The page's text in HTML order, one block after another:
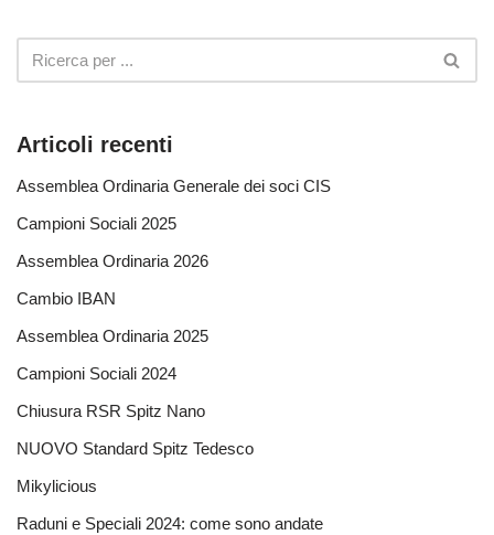
Articoli recenti
Assemblea Ordinaria Generale dei soci CIS
Campioni Sociali 2025
Assemblea Ordinaria 2026
Cambio IBAN
Assemblea Ordinaria 2025
Campioni Sociali 2024
Chiusura RSR Spitz Nano
NUOVO Standard Spitz Tedesco
Mikylicious
Raduni e Speciali 2024: come sono andate